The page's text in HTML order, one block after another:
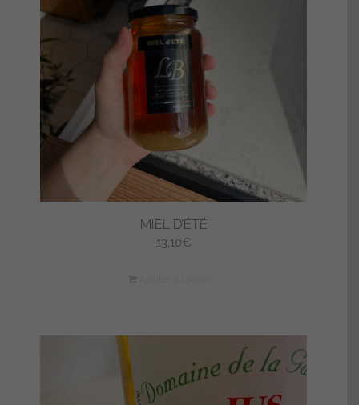
MIEL D’ÉTÉ
13,10€